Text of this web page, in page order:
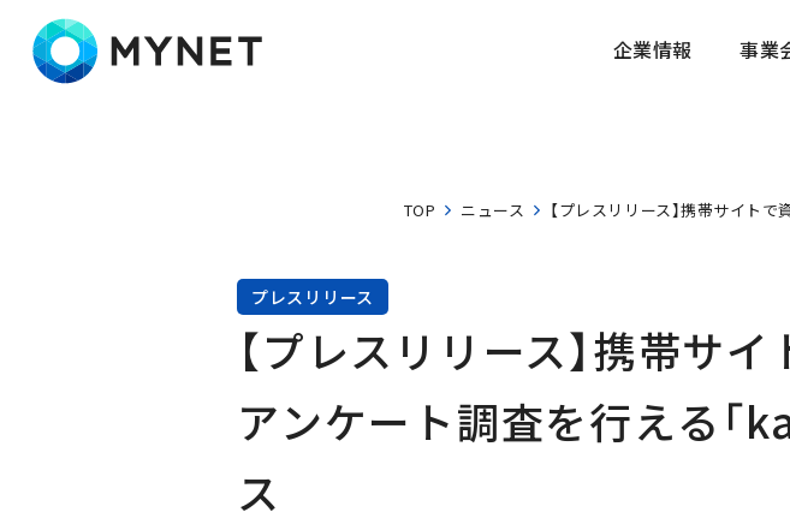
企業情報
事業
TOP ニュース 【プレスリリース】携帯サイト
プレスリリース
【プレスリリース】携帯サ
アンケート調査を行える「
ス